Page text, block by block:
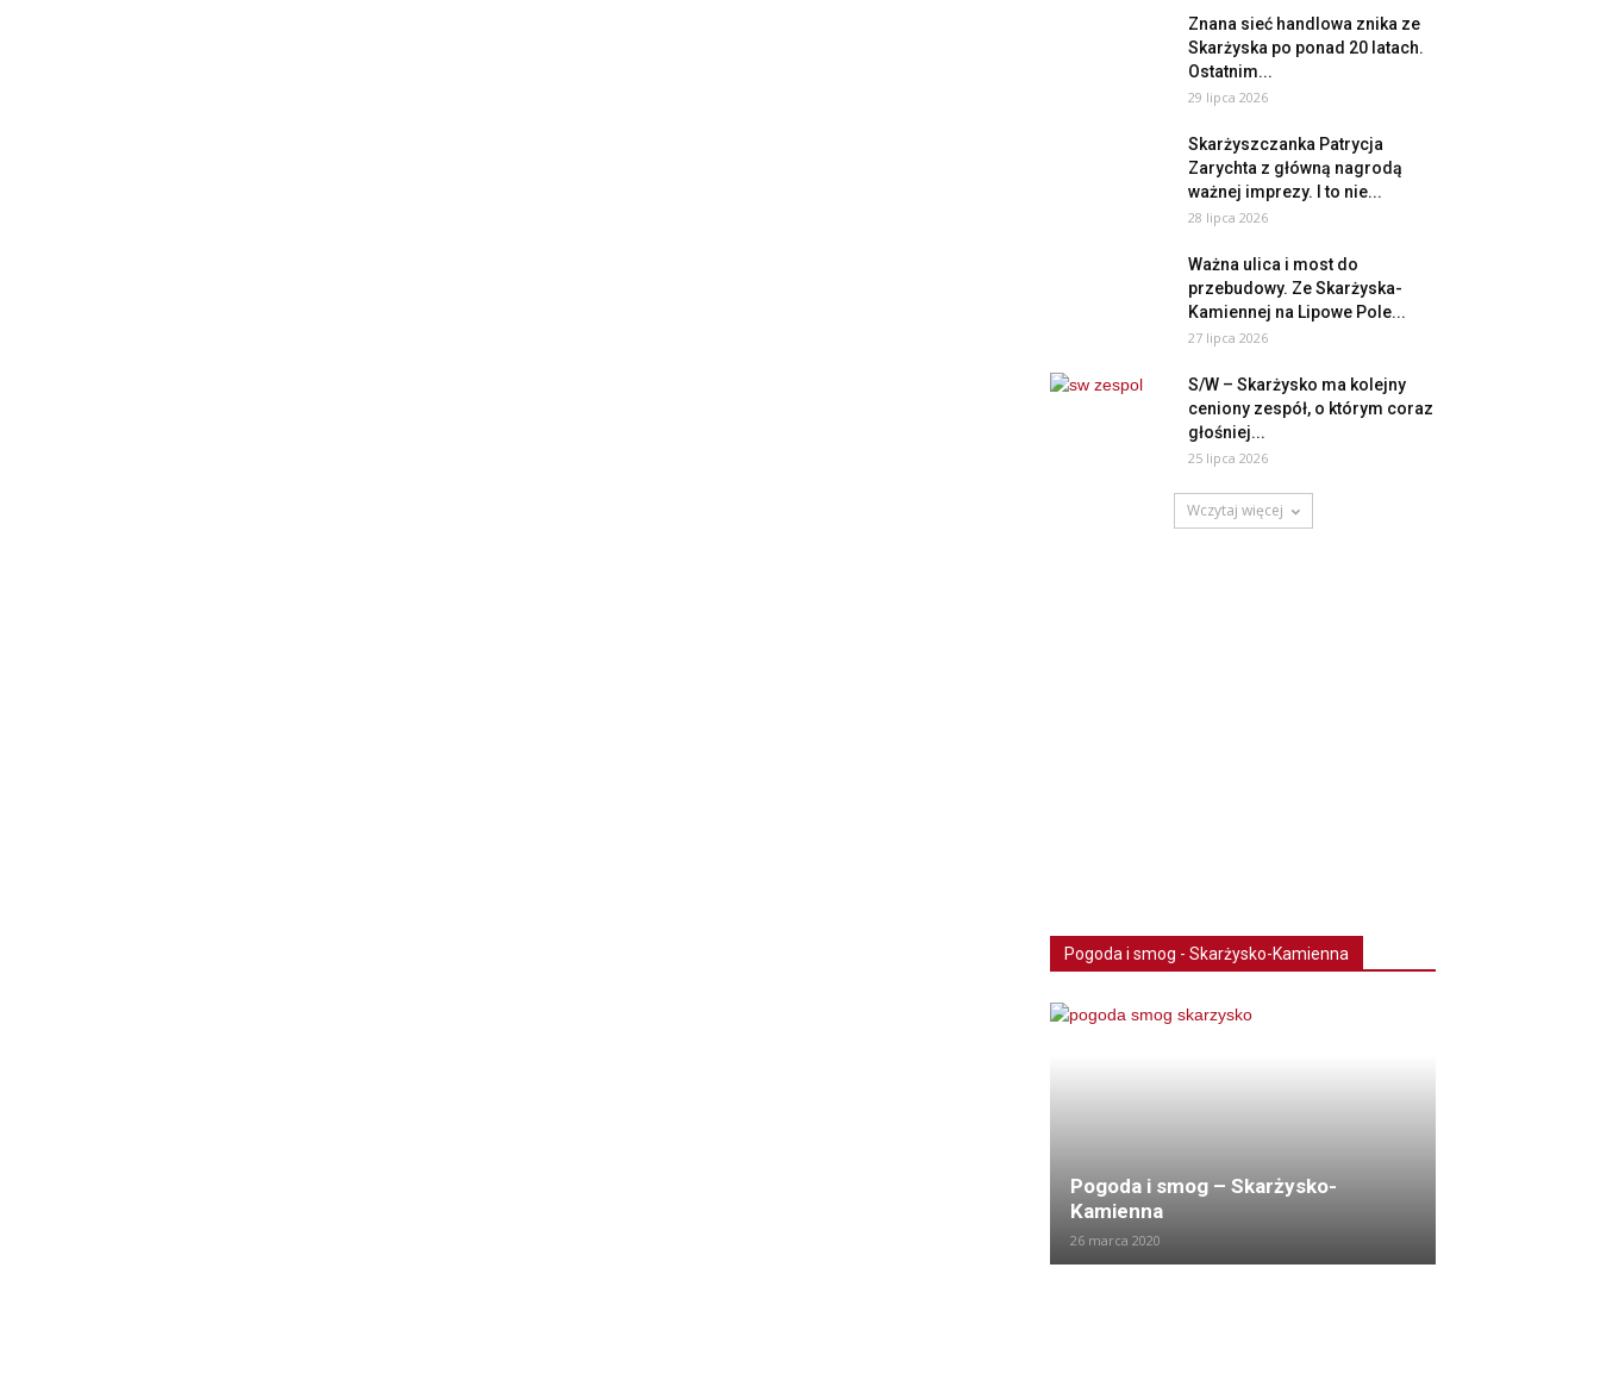
Znana sieć handlowa znika ze
Skarżyska po ponad 20 latach.
Ostatnim...
29 lipca 2026
Skarżyszczanka Patrycja
Zarychta z główną nagrodą
ważnej imprezy. I to nie...
28 lipca 2026
Ważna ulica i most do
przebudowy. Ze Skarżyska-
Kamiennej na Lipowe Pole...
27 lipca 2026
S/W – Skarżysko ma kolejny
ceniony zespół, o którym coraz
głośniej...
25 lipca 2026
Wczytaj więcej
Pogoda i smog - Skarżysko-Kamienna
Pogoda i smog – Skarżysko-
Kamienna
26 marca 2020